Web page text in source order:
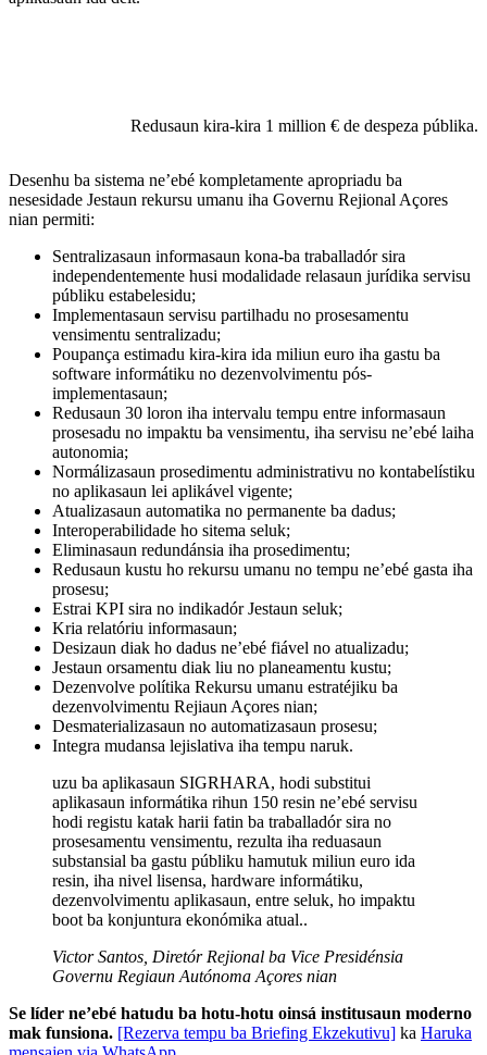
Redusaun kira-kira 1 million € de despeza públika.
Desenhu ba sistema ne’ebé kompletamente apropriadu ba
nesesidade Jestaun rekursu umanu iha Governu Rejional Açores
nian permiti:
Sentralizasaun informasaun kona-ba traballadór sira
independentemente husi modalidade relasaun jurídika servisu
públiku estabelesidu;
Implementasaun servisu partilhadu no prosesamentu
vensimentu sentralizadu;
Poupança estimadu kira-kira ida miliun euro iha gastu ba
software informátiku no dezenvolvimentu pós-
implementasaun;
Redusaun 30 loron iha intervalu tempu entre informasaun
prosesadu no impaktu ba vensimentu, iha servisu ne’ebé laiha
autonomia;
Normálizasaun prosedimentu administrativu no kontabelístiku
no aplikasaun lei aplikável vigente;
Atualizasaun automatika no permanente ba dadus;
Interoperabilidade ho sitema seluk;
Eliminasaun redundánsia iha prosedimentu;
Redusaun kustu ho rekursu umanu no tempu ne’ebé gasta iha
prosesu;
Estrai KPI sira no indikadór Jestaun seluk;
Kria relatóriu informasaun;
Desizaun diak ho dadus ne’ebé fiável no atualizadu;
Jestaun orsamentu diak liu no planeamentu kustu;
Dezenvolve polítika Rekursu umanu estratéjiku ba
dezenvolvimentu Rejiaun Açores nian;
Desmaterializasaun no automatizasaun prosesu;
Integra mudansa lejislativa iha tempu naruk.
uzu ba aplikasaun SIGRHARA, hodi substitui
aplikasaun informátika rihun 150 resin ne’ebé servisu
hodi registu katak harii fatin ba traballadór sira no
prosesamentu vensimentu, rezulta iha reduasaun
substansial ba gastu públiku hamutuk miliun euro ida
resin, iha nivel lisensa, hardware informátiku,
dezenvolvimentu aplikasaun, entre seluk, ho impaktu
boot ba konjuntura ekonómika atual..
Victor Santos, Diretór Rejional ba Vice Presidénsia
Governu Regiaun Autónoma Açores nian
Se líder ne’ebé hatudu ba hotu-hotu oinsá institusaun moderno
mak funsiona. [Rezerva tempu ba Briefing Ekzekutivu] ka Haruka